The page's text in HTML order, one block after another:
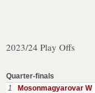
2023/24 Play Offs
Quarter-finals
1
Mosonmagyarovar W